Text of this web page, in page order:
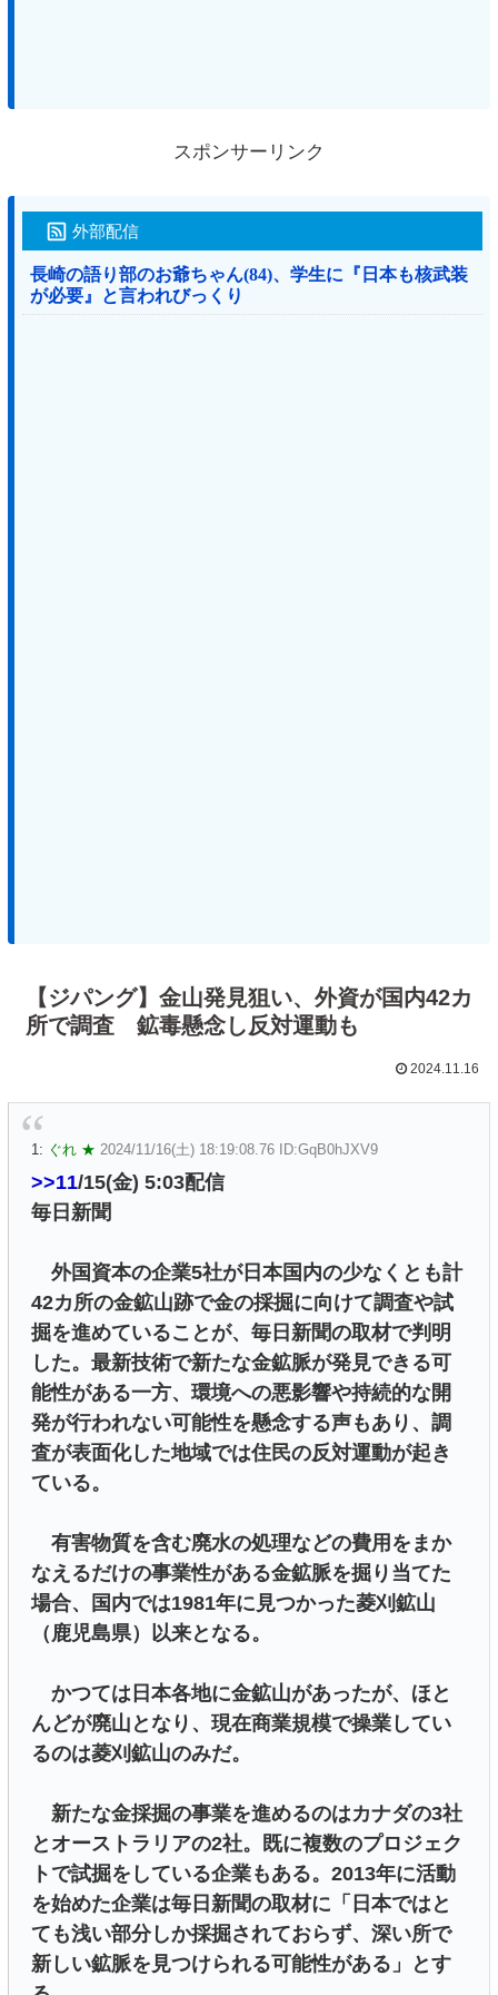
スポンサーリンク
外部配信
長崎の語り部のお爺ちゃん(84)、学生に『日本も核武装
が必要』と言われびっくり
【ジパング】金山発見狙い、外資が国内42カ
所で調査 鉱毒懸念し反対運動も
2024.11.16
1: ぐれ ★ 2024/11/16(土) 18:19:08.76 ID:GqB0hJXV9
>>11/15(金) 5:03配信
毎日新聞
外国資本の企業5社が日本国内の少なくとも計
42カ所の金鉱山跡で金の採掘に向けて調査や試
掘を進めていることが、毎日新聞の取材で判明
した。最新技術で新たな金鉱脈が発見できる可
能性がある一方、環境への悪影響や持続的な開
発が行われない可能性を懸念する声もあり、調
査が表面化した地域では住民の反対運動が起き
ている。
有害物質を含む廃水の処理などの費用をまか
なえるだけの事業性がある金鉱脈を掘り当てた
場合、国内では1981年に見つかった菱刈鉱山
（鹿児島県）以来となる。
かつては日本各地に金鉱山があったが、ほと
んどが廃山となり、現在商業規模で操業してい
るのは菱刈鉱山のみだ。
新たな金採掘の事業を進めるのはカナダの3社
とオーストラリアの2社。既に複数のプロジェク
トで試掘をしている企業もある。2013年に活動
を始めた企業は毎日新聞の取材に「日本ではと
ても浅い部分しか採掘されておらず、深い所で
新しい鉱脈を見つけられる可能性がある」とす